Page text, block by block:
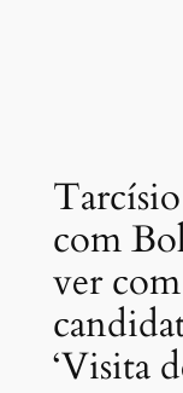
com
ver
‘Visita